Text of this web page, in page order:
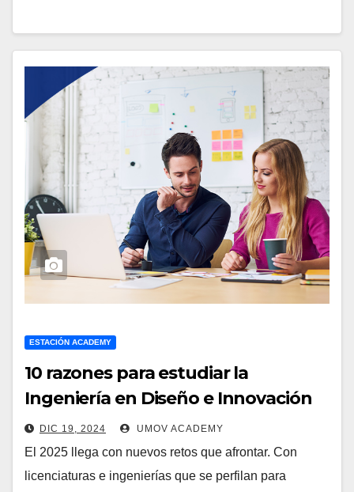
ESTACIÓN ACADEMY
10 razones para estudiar la
Ingeniería en Diseño e Innovación
DIC 19, 2024 UMOV ACADEMY
El 2025 llega con nuevos retos que afrontar. Con
licenciaturas e ingenierías que se perfilan para